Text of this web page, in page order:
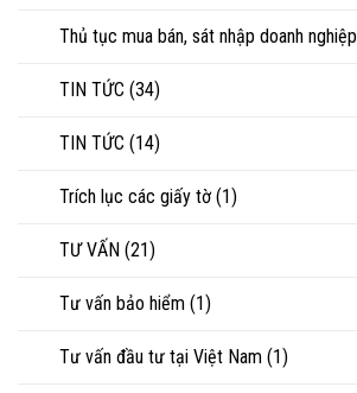
Thủ tục mua bán, sát nhập doanh nghiệp
TIN TỨC (34)
TIN TỨC (14)
Trích lục các giấy tờ (1)
TƯ VẤN (21)
Tư vấn bảo hiểm (1)
Tư vấn đầu tư tại Việt Nam (1)